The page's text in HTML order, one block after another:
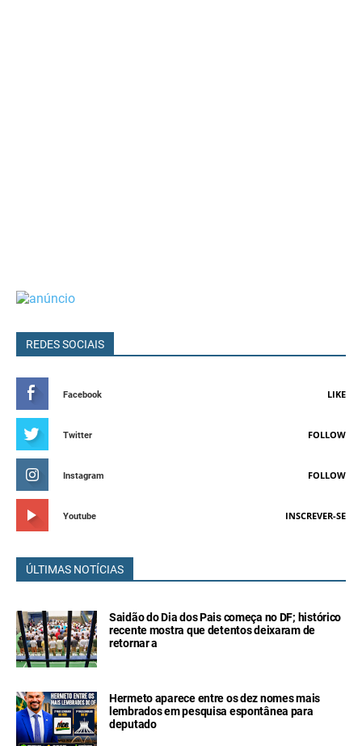
REDES SOCIAIS
Facebook LIKE
Twitter FOLLOW
Instagram FOLLOW
Youtube INSCREVER-SE
ÚLTIMAS NOTÍCIAS
Saidão do Dia dos Pais começa no DF; histórico
recente mostra que detentos deixaram de
retornar a
Hermeto aparece entre os dez nomes mais
lembrados em pesquisa espontânea para
deputado